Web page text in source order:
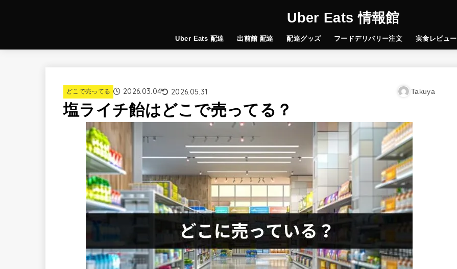
Uber Eats 情報館
Uber Eats 配達 出前館 配達 配達グッズ フードデリバリー注文 実食レビュー
どこで売ってる 2026.03.04 2026.05.31 Takuya
塩ライチ飴はどこで売ってる？